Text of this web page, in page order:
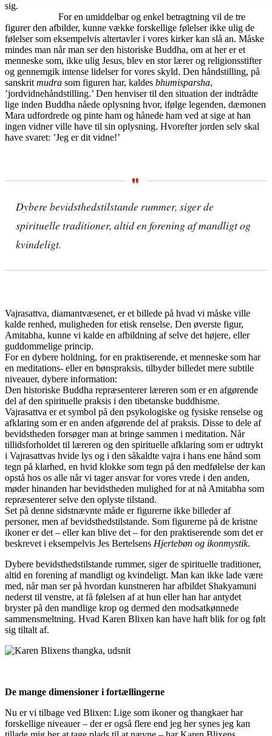
sig.
For en umiddelbar og enkel betragtning vil de tre
figurer den afbilder, kunne vække forskellige følelser ikke ulig de
følelser som eksempelvis altertavler i vores kirker kan slå an. Måske
mindes man når man ser den historiske Buddha, om at her er et
menneske som, ikke ulig Jesus, blev en stor lærer og religionsstifter
og gennemgik intense lidelser for vores skyld. Den håndstilling, på
sanskrit mudra som figuren har, kaldes bhumisparsha,
’jordvidnehåndstilling.’ Den henviser til den situation der indtrådte
lige inden Buddha nåede oplysning hvor, ifølge legenden, dæmonen
Mara udfordrede og pinte ham og hånede ham ved at sige at han
ingen vidner ville have til sin oplysning. Hvorefter jorden selv skal
have svaret: ’Jeg er dit vidne!’
Dybere bevidsthedstilstande rummer, siger de
spirituelle traditioner, altid en forening af mandligt og
kvindeligt.
Vajrasattva, diamantvæsenet, er et billede på hvad vi måske ville
kalde renhed, muligheden for etisk renselse. Den øverste figur,
Amitabha, kunne vi kalde en afbildning af selve det højere, eller
guddommelige princip.
For en dybere holdning, for en praktiserende, et menneske som har
en meditations- eller en bønspraksis, tilbyder billedet mere subtile
niveauer, dybere information:
Den historiske Buddha repræsenterer læreren som er en afgørende
del af den spirituelle praksis i den tibetanske buddhisme.
Vajrasattva er et symbol på den psykologiske og fysiske renselse og
afklaring som er en anden afgørende del af praksis. Disse to dele af
bevidstheden forsøger man at bringe sammen i meditation. Når
tillidsforholdet til læreren og den spirituelle afklaring som er udtrykt
i Vajrasattvas hvide lys og i den såkaldte vajra i hans ene hånd som
tegn på klarhed, en hvid klokke som tegn på den medfølelse der kan
opstå hos os alle når vi tager ansvar for vores vrede i den anden,
møder hinanden har bevidstheden mulighed for at nå Amitabha som
repræsenterer selve den oplyste tilstand.
Set på denne sidstnævnte måde er figurerne ikke billeder af
personer, men af bevidsthedstilstande. Som figurerne på de kristne
ikoner er det – eller kan blive det – for den praktiserende som det er
beskrevet i eksempelvis Jes Bertelsens Hjertebøn og ikonmystik.
Dybere bevidsthedstilstande rummer, siger de spirituelle traditioner,
altid en forening af mandligt og kvindeligt. Man kan ikke lade være
med, når man ser på hvordan kunstneren har afbildet Shakyamuni
nederst til venstre, at få følelsen af at hun eller han har antydet
bryster på den mandlige krop og dermed den modsatkønnede
sammensmeltning. Hvad Karen Blixen kan have haft blik for og følt
sig tiltalt af.
De mange dimensioner i fortællingerne
Nu er vi tilbage ved Blixen: Lige som ikoner og thangkaer har
forskellige niveauer – der er også flere end jeg her synes jeg kan